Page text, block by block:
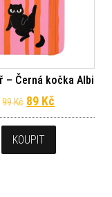
Kč.
– Černá kočka Albi
99Kč Původní cena
89 Kč
KOUPIT